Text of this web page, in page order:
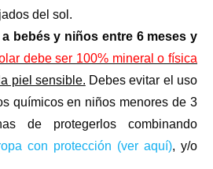
del sol.
bebés y niños entre 6 meses y
debe ser 100% mineral o física
piel sensible. Debes evitar el uso
químicos en niños menores de 3
de protegerlos combinando
con protección (ver aquí), y/o